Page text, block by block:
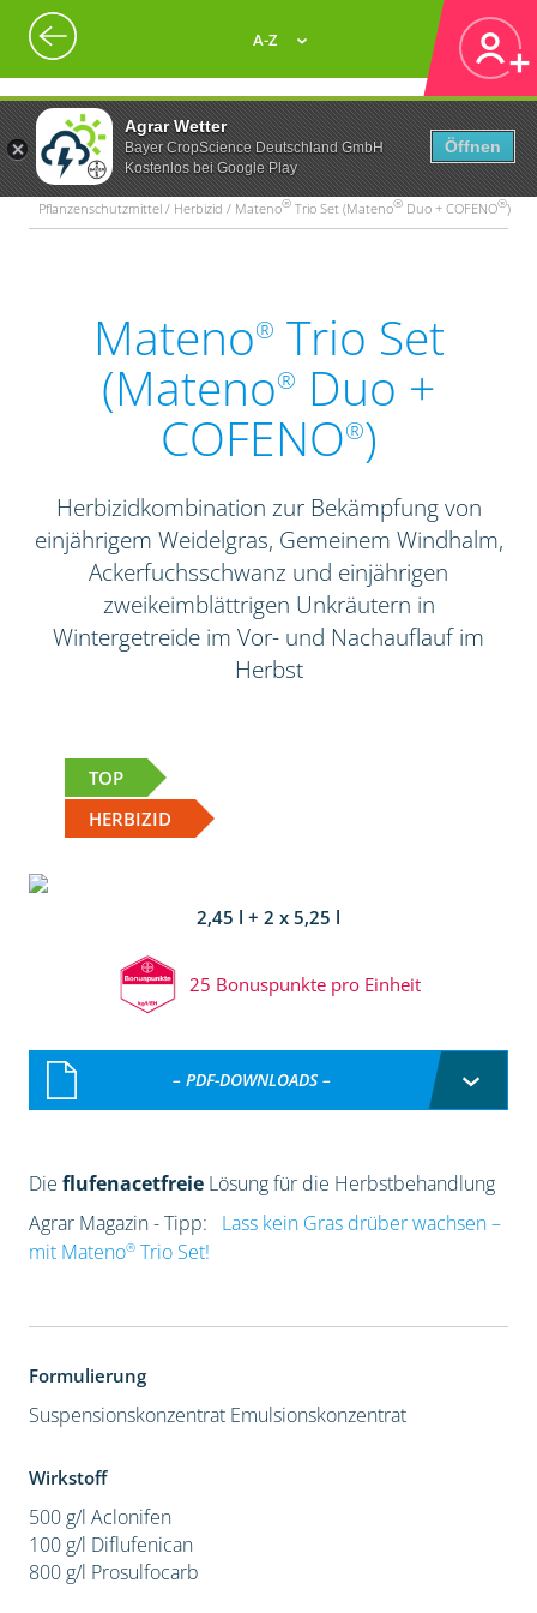
Agrar Wetter
Bayer CropScience Deutschland GmbH
Kostenlos bei Google Play
Öffnen
A-Z
Pflanzenschutzmittel / Herbizid / Mateno® Trio Set (Mateno® Duo + COFENO®)
Mateno® Trio Set
(Mateno® Duo +
COFENO®)
Herbizidkombination zur Bekämpfung von
einjährigem Weidelgras, Gemeinem Windhalm,
Ackerfuchsschwanz und einjährigen
zweikeimblättrigen Unkräutern in
Wintergetreide im Vor- und Nachauflauf im
Herbst
TOP
HERBIZID
2,45 l + 2 x 5,25 l
25 Bonuspunkte pro Einheit
– PDF-DOWNLOADS –
Die flufenacetfreieLösung für die Herbstbehandlung
Agrar Magazin - Tipp:
Lass kein Gras drüber wachsen –
mit Mateno®Trio Set!
Formulierung
Suspensionskonzentrat Emulsionskonzentrat
Wirkstoff
500 g/l Aclonifen
100 g/l Diflufenican
800 g/l Prosulfocarb